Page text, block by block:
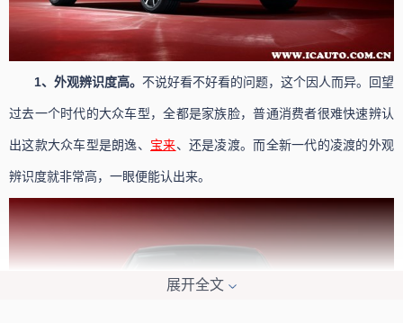
1、外观辨识度高。 不说好看不好看的问题，这个因人而异。回望
过去一个时代的大众车型，全都是家族脸，普通消费者很难快速辨认
出这款大众车型是朗逸、 宝来、还是凌渡。而全新一代的凌渡的外观
辨识度就非常高，一眼便能认出来。
展开全文